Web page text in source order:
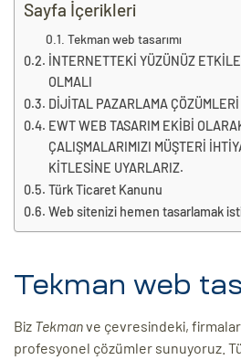
Sayfa İçerikleri
Tekman web tasarımı
İNTERNETTEKİ YÜZÜNÜZ
OLMALI
DİJİTAL PAZARLAMA
EWT WEB TASARIM EKİBİ
ÇALIŞMALARIMIZI MÜŞTERİ
KİTLESİNE UYARLARIZ.
Türk Ticaret Kanunu
Web sitenizi hemen tasarlamak
Tekman web
Biz Tekmanve çevresindeki,
profesyonel çözümler sunuyoruz.